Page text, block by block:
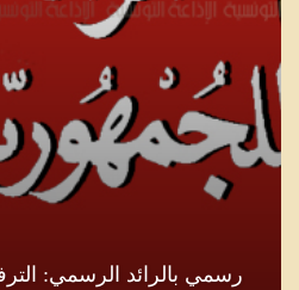
المالية
نقابة